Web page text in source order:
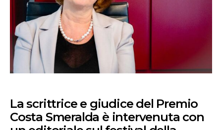
La scrittrice e giudice del Premio
Costa Smeralda è intervenuta con